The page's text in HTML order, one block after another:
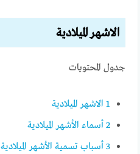
الاشهر الميلادية
جدول المحتويات
1 الاشهر الميلادية
2 أسماء الأشهر الميلادية
3 أسباب تسمية الأشهر الميلادية